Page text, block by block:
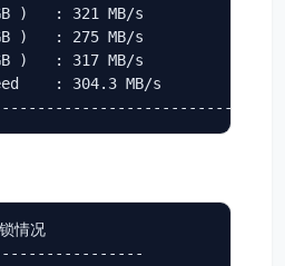
)   : 321 MB/s
)   : 275 MB/s
)   : 317 MB/s
: 304.3 MB/s
情况